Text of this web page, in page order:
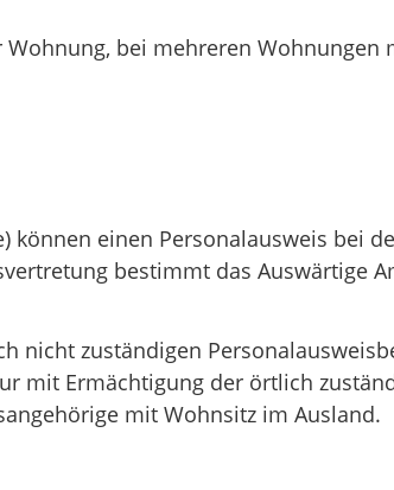
bei mehreren
einen Personalausweis bei
bestimmt das Auswärtige
nicht zuständigen
mit Ermächtigung der örtlich
mit Wohnsitz im Ausland.